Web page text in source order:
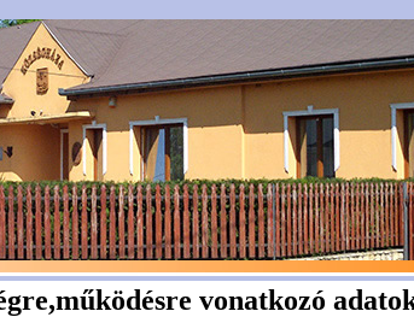
vonatkozó